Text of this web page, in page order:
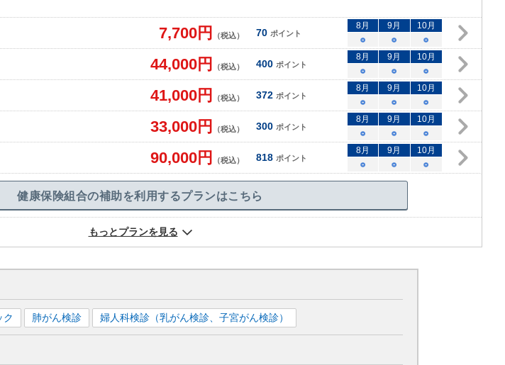
7,700円 （税込） 70 ポイント
8月 9月 10月
○
○ ○
44,000円 （税込） 400 ポイント
8月 9月 10月
○
○ ○
41,000円 （税込） 372 ポイント
8月 9月 10月
○
○ ○
33,000円 （税込） 300 ポイント
8月 9月 10月
○
○ ○
90,000円 （税込） 818 ポイント
8月 9月 10月
○
○ ○
健康保険組合の補助を利用するプランはこちら
もっとプランを見る
ク 肺がん検診 婦人科検診（乳がん検診、子宮がん検診）